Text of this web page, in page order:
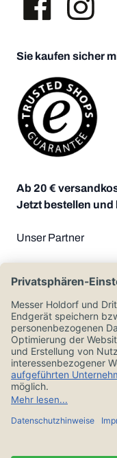
Sie kaufen sicher
Ab 20 €
Jetzt bestellen und
Unser Partner
Zahlungsoptionen